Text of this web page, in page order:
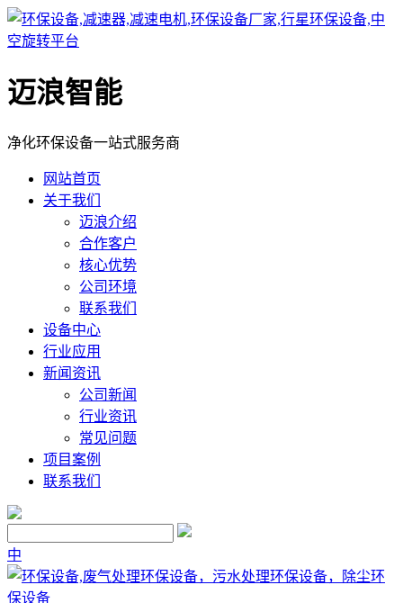
迈浪智能
净化环保设备一站式服务商
网站首页
关于我们
迈浪介绍
合作客户
核心优势
公司环境
联系我们
设备中心
行业应用
新闻资讯
公司新闻
行业资讯
常见问题
项目案例
联系我们
中